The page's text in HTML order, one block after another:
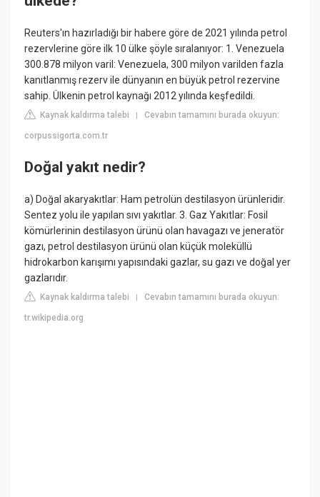
Reuters'ın hazırladığı bir habere göre de 2021 yılında petrol
rezervlerine göre ilk 10 ülke şöyle sıralanıyor: 1. Venezuela
300.878 milyon varil: Venezuela, 300 milyon varilden fazla
kanıtlanmış rezerv ile dünyanın en büyük petrol rezervine
sahip. Ülkenin petrol kaynağı 2012 yılında keşfedildi.
Kaynak kaldırma talebi |Cevabın tamamını burada okuyun:
corpussigorta.com.tr
Doğal yakıt nedir?
a) Doğal akaryakıtlar: Ham petrolün destilasyon ürünleridir.
Sentez yolu ile yapılan sıvı yakıtlar. 3. Gaz Yakıtlar: Fosil
kömürlerinin destilasyon ürünü olan havagazı ve jeneratör
gazı, petrol destilasyon ürünü olan küçük moleküllü
hidrokarbon karışımı yapısındaki gazlar, su gazı ve doğal yer
gazlarıdır.
Kaynak kaldırma talebi |Cevabın tamamını burada okuyun:
tr.wikipedia.org